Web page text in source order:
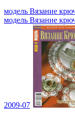
модель Вязание
модель Вязание
2009-07